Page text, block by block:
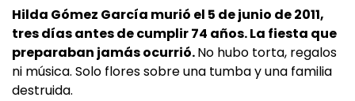
Hilda Gómez García murió el 5 de junio de 2011,
tres días antes de cumplir 74 años. La fiesta que
preparaban jamás ocurrió.No hubo torta, regalos
ni música. Solo flores sobre una tumba y una familia
destruida.